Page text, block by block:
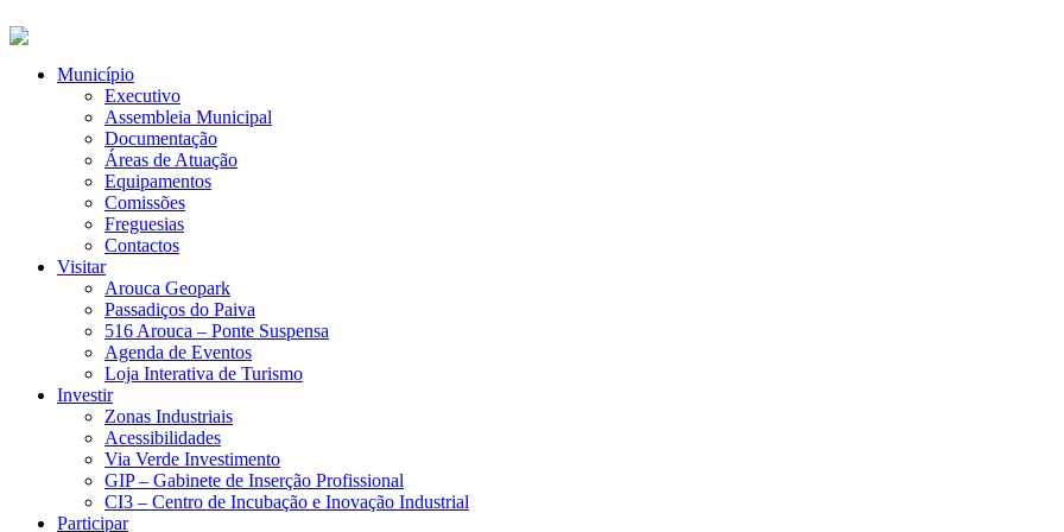
Município
Executivo
Assembleia Municipal
Documentação
Áreas de Atuação
Equipamentos
Comissões
Freguesias
Contactos
Visitar
Arouca Geopark
Passadiços do Paiva
516 Arouca – Ponte Suspensa
Agenda de Eventos
Loja Interativa de Turismo
Investir
Zonas Industriais
Acessibilidades
Via Verde Investimento
GIP – Gabinete de Inserção Profissional
CI3 – Centro de Incubação e Inovação Industrial
Participar